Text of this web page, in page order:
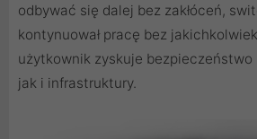
odbywać się dalej bez zakłóceń,
kontynuował pracę bez
użytkownik zyskuje bezpieczeństwo
jak i infrastruktury.